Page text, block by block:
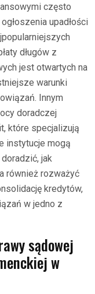
często
upadłości
długów z
jest otwartych na
warunki
Innym
doradczej
które specjalizują
instytucje mogą
jak
również rozważyć
kredytów,
w jedno z
sądowej
w